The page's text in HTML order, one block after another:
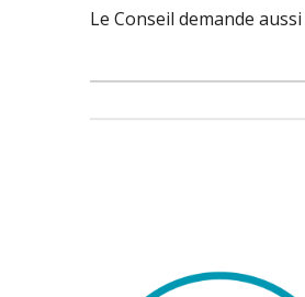
Le Conseil demande aussi